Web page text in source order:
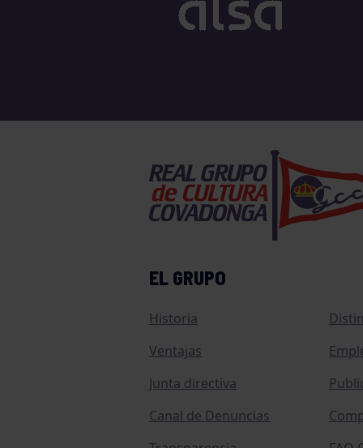
TENIS
EL GRUPO
Historia
Ventajas
Junta directiva
Canal de Denuncias